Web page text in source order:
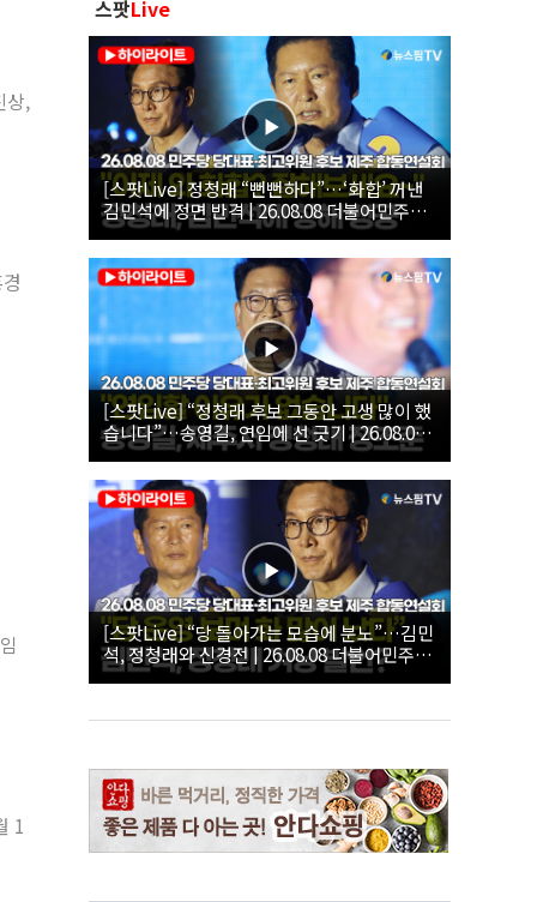
상,
1
스팟Live
[스팟Live] 정청래 “뻔뻔하다”…‘화합’ 꺼낸
김민석에 정면 반격 | 26.08.08 더불어민주당
당대표·최고위원 후보 제주 합동연설회
[스팟Live] “정청래 후보 그동안 고생 많이 했
습니다”…송영길, 연임에 선 긋기 | 26.08.08
더불어민주당 당대표·최고위원 후보 제주 합
동연설회
[스팟Live] “당 돌아가는 모습에 분노”…김민
석, 정청래와 신경전 | 26.08.08 더불어민주당
당대표·최고위원 후보 제주 합동연설회